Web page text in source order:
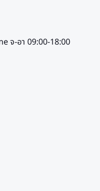
จ-อา 09:00-18:00